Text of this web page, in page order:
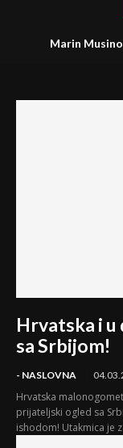
Marin
Hrvatska i
sa Srbijom!
- NASLOVNA
Hrvatska
prijateljski ogled sa
ishodom! Utakmica je